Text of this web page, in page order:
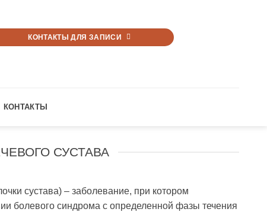
КОНТАКТЫ ДЛЯ ЗАПИСИ
КОНТАКТЫ
СУСТАВА
сустава) – заболевание, при котором
болевого синдрома с определенной фазы течения